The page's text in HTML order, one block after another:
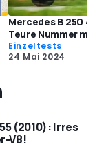
Mercedes B 250
Teure Nummer
Einzeltests
24 Mai 2024
(2010): Irres
V8!